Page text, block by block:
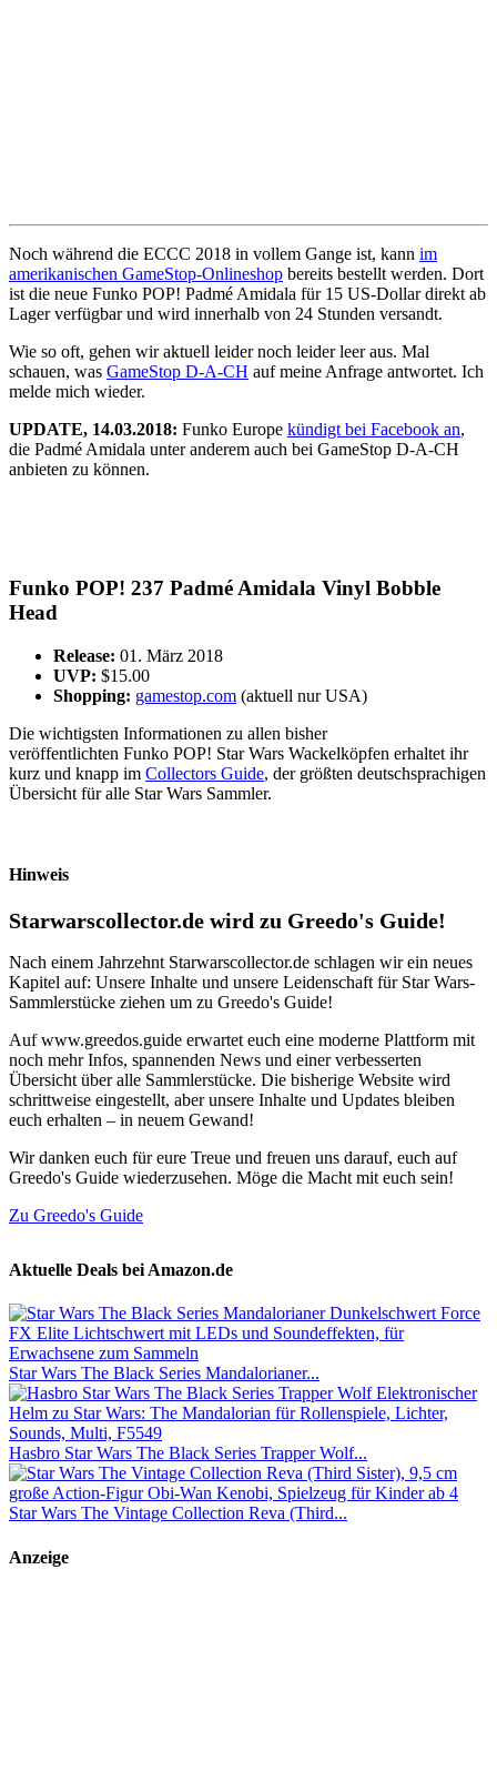
Noch während die ECCC 2018 in vollem Gange ist, kann im
amerikanischen GameStop-Onlineshop bereits bestellt werden. Dort
ist die neue Funko POP! Padmé Amidala für 15 US-Dollar direkt ab
Lager verfügbar und wird innerhalb von 24 Stunden versandt.
Wie so oft, gehen wir aktuell leider noch leider leer aus. Mal
schauen, was GameStop D-A-CH auf meine Anfrage antwortet. Ich
melde mich wieder.
UPDATE, 14.03.2018: Funko Europe kündigt bei Facebook an,
die Padmé Amidala unter anderem auch bei GameStop D-A-CH
anbieten zu können.
Funko POP! 237 Padmé Amidala Vinyl Bobble
Head
Release: 01. März 2018
UVP: $15.00
Shopping: gamestop.com (aktuell nur USA)
Die wichtigsten Informationen zu allen bisher
veröffentlichten Funko POP! Star Wars Wackelköpfen erhaltet ihr
kurz und knapp im Collectors Guide, der größten deutschsprachigen
Übersicht für alle Star Wars Sammler.
Hinweis
Starwarscollector.de wird zu Greedo's Guide!
Nach einem Jahrzehnt Starwarscollector.de schlagen wir ein neues
Kapitel auf: Unsere Inhalte und unsere Leidenschaft für Star Wars-
Sammlerstücke ziehen um zu Greedo's Guide!
Auf www.greedos.guide erwartet euch eine moderne Plattform mit
noch mehr Infos, spannenden News und einer verbesserten
Übersicht über alle Sammlerstücke. Die bisherige Website wird
schrittweise eingestellt, aber unsere Inhalte und Updates bleiben
euch erhalten – in neuem Gewand!
Wir danken euch für eure Treue und freuen uns darauf, euch auf
Greedo's Guide wiederzusehen. Möge die Macht mit euch sein!
Zu Greedo's Guide
Aktuelle Deals bei Amazon.de
Star Wars The Black Series Mandalorianer...
Hasbro Star Wars The Black Series Trapper Wolf...
Star Wars The Vintage Collection Reva (Third...
Anzeige